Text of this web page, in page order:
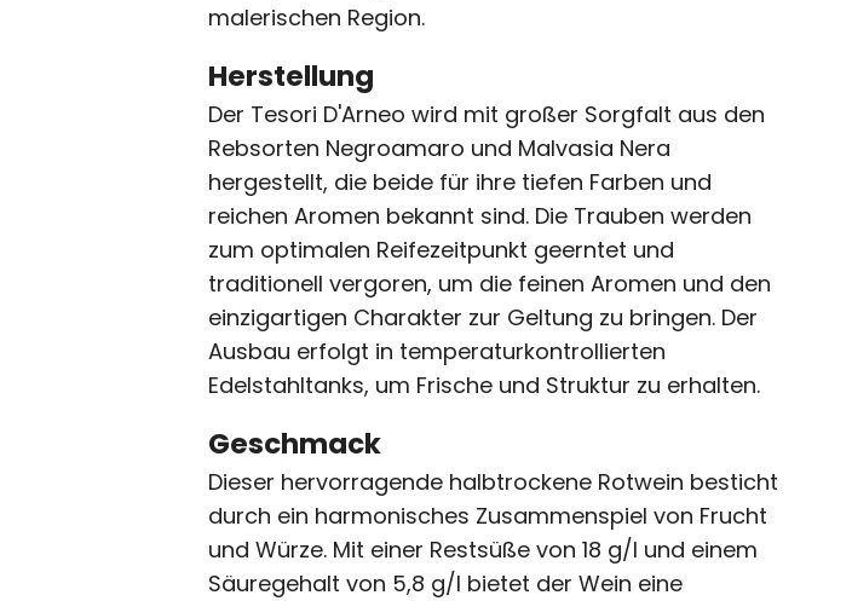
malerischen Region.
Herstellung
Der Tesori D'Arneo wird mit großer Sorgfalt aus den
Rebsorten Negroamaro und Malvasia Nera
hergestellt, die beide für ihre tiefen Farben und
reichen Aromen bekannt sind. Die Trauben werden
zum optimalen Reifezeitpunkt geerntet und
traditionell vergoren, um die feinen Aromen und den
einzigartigen Charakter zur Geltung zu bringen. Der
Ausbau erfolgt in temperaturkontrollierten
Edelstahltanks, um Frische und Struktur zu erhalten.
Geschmack
Dieser hervorragende halbtrockene Rotwein besticht
durch ein harmonisches Zusammenspiel von Frucht
und Würze. Mit einer Restsüße von 18 g/l und einem
Säuregehalt von 5,8 g/l bietet der Wein eine